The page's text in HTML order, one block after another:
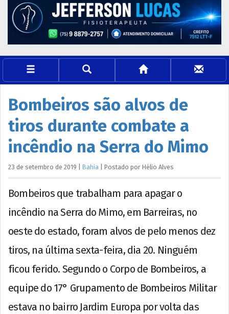
Bombeiros são alvos de
tiros durante combate a
incêndio na Serra do Mimo
23 de setembro de 2019 Bahia Postado por Hélio Alves
Bombeiros que trabalham para apagar o
incêndio na Serra do Mimo, em Barreiras, no
oeste do estado, foram alvos de pelo menos dez
tiros, na última sexta-feira, dia 20. Ninguém
ficou ferido. Segundo o Corpo de Bombeiros, a
equipe do 17° Grupamento de Bombeiros Militar
estava no bairro Jardim Europa por volta das